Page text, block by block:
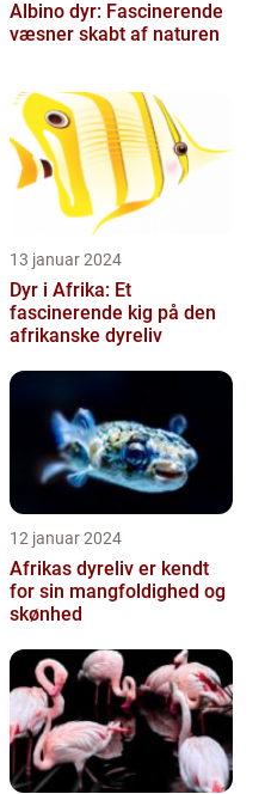
Albino dyr: Fascinerende
væsner skabt af naturen
13 januar 2024
Dyr i Afrika: Et
fascinerende kig på den
afrikanske dyreliv
12 januar 2024
Afrikas dyreliv er kendt
for sin mangfoldighed og
skønhed